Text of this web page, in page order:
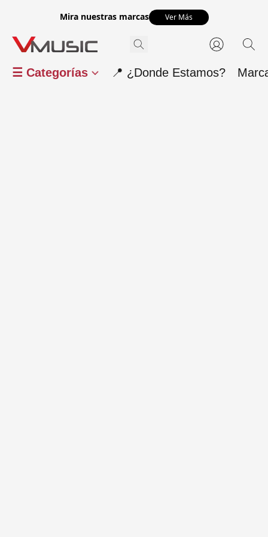
Mira nuestras marcas Ver Más
☰ Categorías 📍 ¿Donde Estamos?